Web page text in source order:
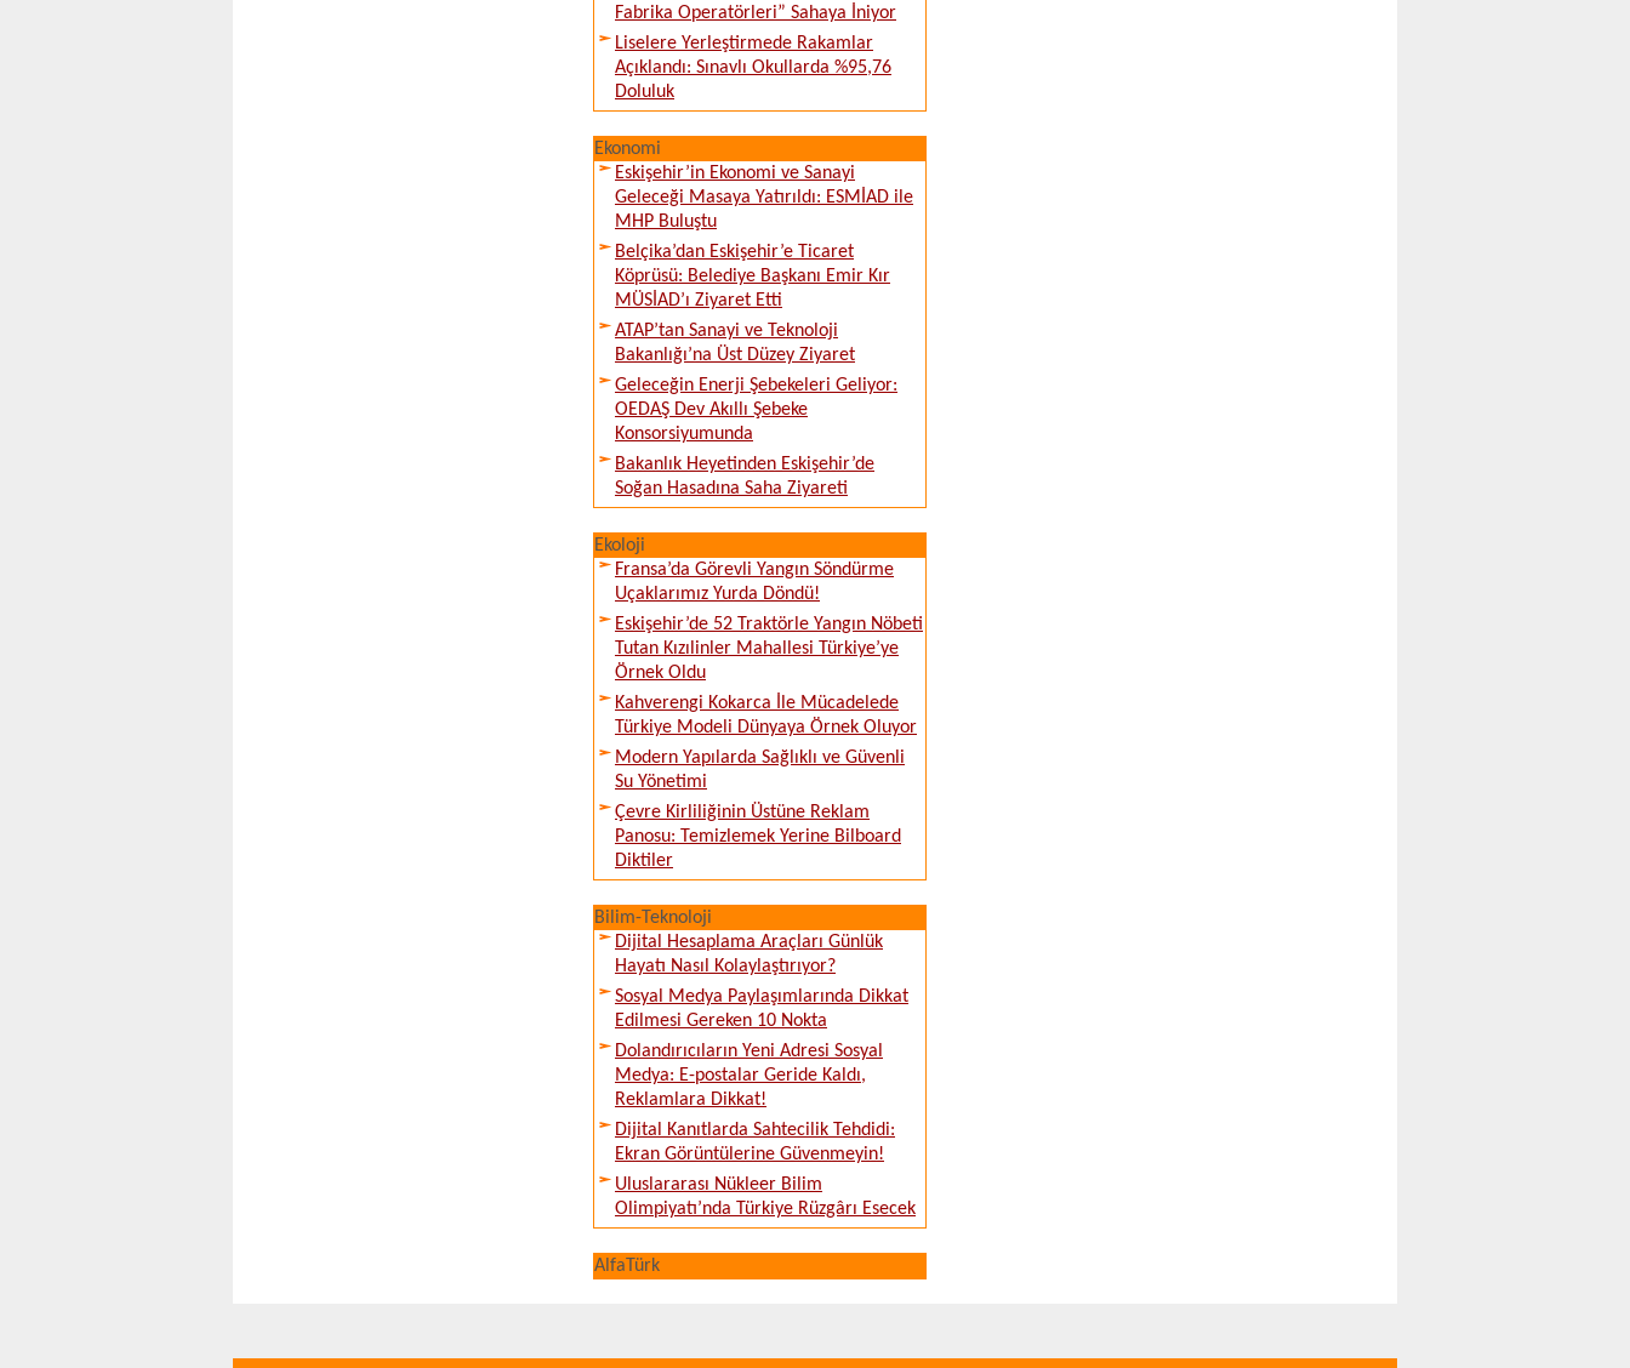
Fabrika Operatörleri” Sahaya İniyor
Liselere Yerleştirmede Rakamlar
Açıklandı: Sınavlı Okullarda %95,76
Doluluk
Ekonomi
Eskişehir’in Ekonomi ve Sanayi
Geleceği Masaya Yatırıldı: ESMİAD ile
MHP Buluştu
Belçika’dan Eskişehir’e Ticaret
Köprüsü: Belediye Başkanı Emir Kır
MÜSİAD’ı Ziyaret Etti
ATAP’tan Sanayi ve Teknoloji
Bakanlığı’na Üst Düzey Ziyaret
Geleceğin Enerji Şebekeleri Geliyor:
OEDAŞ Dev Akıllı Şebeke
Konsorsiyumunda
Bakanlık Heyetinden Eskişehir’de
Soğan Hasadına Saha Ziyareti
Ekoloji
Fransa’da Görevli Yangın Söndürme
Uçaklarımız Yurda Döndü!
Eskişehir’de 52 Traktörle Yangın Nöbeti
Tutan Kızılinler Mahallesi Türkiye’ye
Örnek Oldu
Kahverengi Kokarca İle Mücadelede
Türkiye Modeli Dünyaya Örnek Oluyor
Modern Yapılarda Sağlıklı ve Güvenli
Su Yönetimi
Çevre Kirliliğinin Üstüne Reklam
Panosu: Temizlemek Yerine Bilboard
Diktiler
Bilim-Teknoloji
Dijital Hesaplama Araçları Günlük
Hayatı Nasıl Kolaylaştırıyor?
Sosyal Medya Paylaşımlarında Dikkat
Edilmesi Gereken 10 Nokta
Dolandırıcıların Yeni Adresi Sosyal
Medya: E-postalar Geride Kaldı,
Reklamlara Dikkat!
Dijital Kanıtlarda Sahtecilik Tehdidi:
Ekran Görüntülerine Güvenmeyin!
Uluslararası Nükleer Bilim
Olimpiyatı’nda Türkiye Rüzgârı Esecek
AlfaTürk